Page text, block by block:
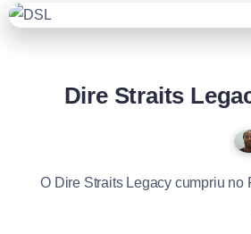
Dire Straits
O Dire Straits Legacy cumpriu